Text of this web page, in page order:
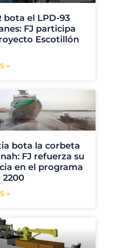
bota el LPD-93
FJ participa
Escotillón
»
bota la corbeta
FJ refuerza su
en el programa
2200
»